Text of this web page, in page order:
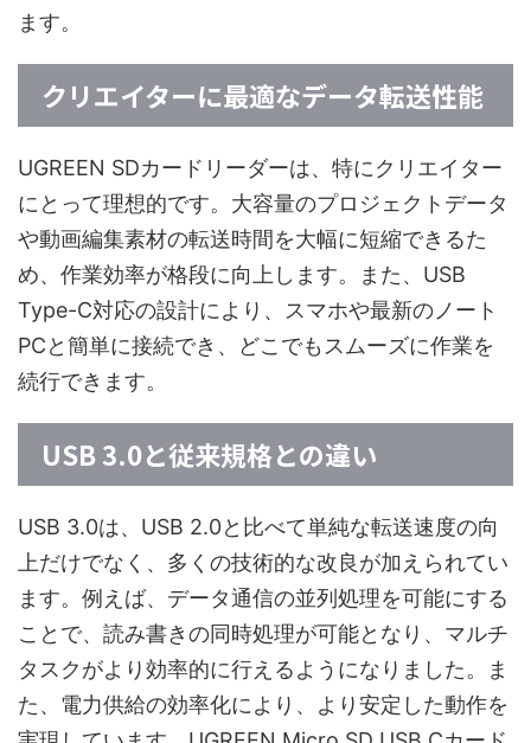
ます。
クリエイターに最適なデータ転送性能
UGREEN SDカードリーダーは、特にクリエイター
にとって理想的です。大容量のプロジェクトデータ
や動画編集素材の転送時間を大幅に短縮できるた
め、作業効率が格段に向上します。また、USB
Type-C対応の設計により、スマホや最新のノート
PCと簡単に接続でき、どこでもスムーズに作業を
続行できます。
USB 3.0と従来規格との違い
USB 3.0は、USB 2.0と比べて単純な転送速度の向
上だけでなく、多くの技術的な改良が加えられてい
ます。例えば、データ通信の並列処理を可能にする
ことで、読み書きの同時処理が可能となり、マルチ
タスクがより効率的に行えるようになりました。ま
た、電力供給の効率化により、より安定した動作を